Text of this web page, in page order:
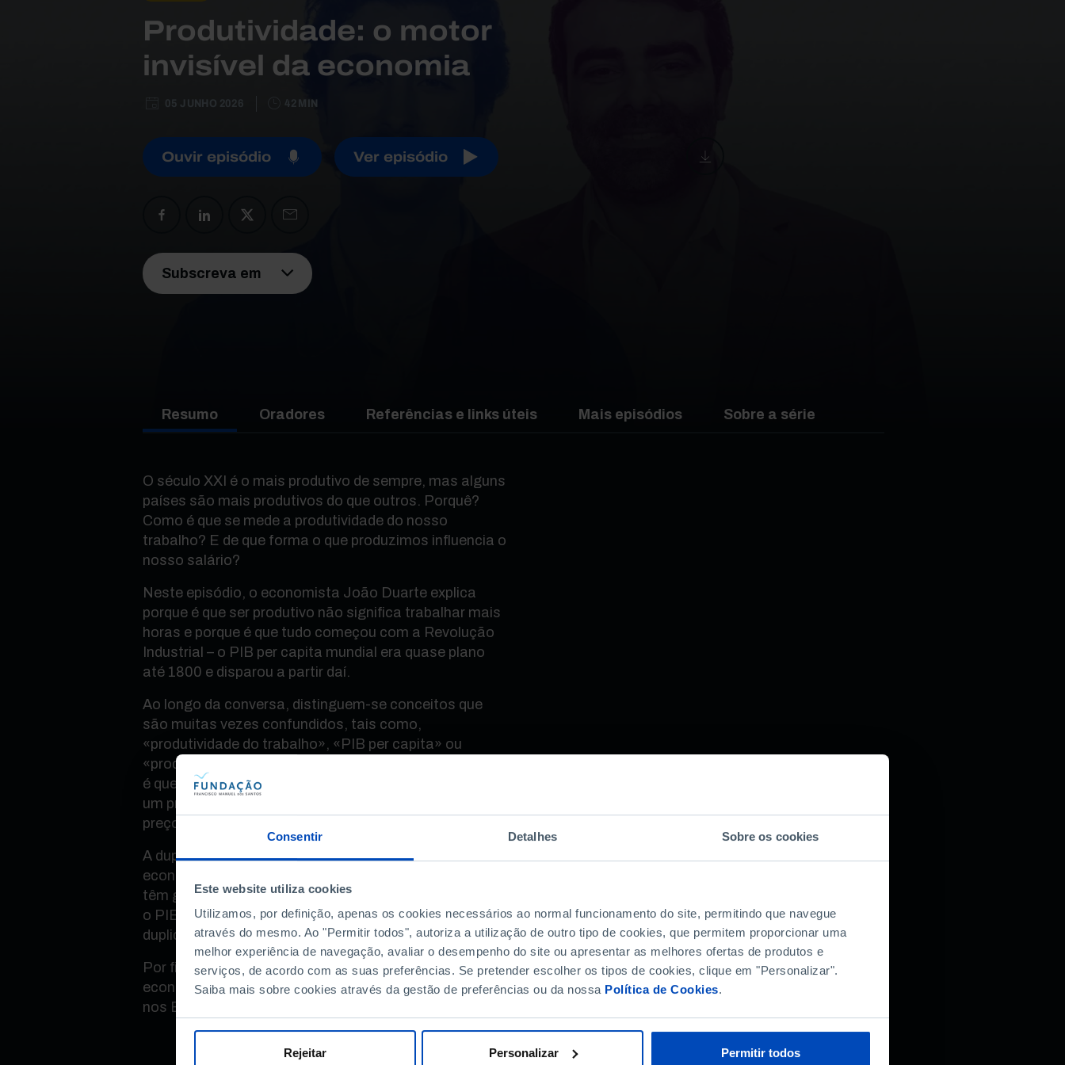
Consentir Detalhes Sobre os cookies
Este website utiliza cookies
Utilizamos, por definição, apenas os cookies necessários ao normal funcionamento do site, permitindo que navegue
através do mesmo. Ao "Permitir todos", autoriza a utilização de outro tipo de cookies, que permitem proporcionar uma
melhor experiência de navegação, avaliar o desempenho do site ou apresentar as melhores ofertas de produtos e
serviços, de acordo com as suas preferências. Se pretender escolher os tipos de cookies, clique em "Personalizar".
Saiba mais sobre cookies através da gestão de preferências ou da nossa Política de Cookies.
Rejeitar Personalizar Permitir todos
Produtividade: o motor
invisível da economia
05 JUNHO 2026 42 MIN
Ouvir episódio Ver episódio
Subscreva em
Resumo Oradores Referências e links úteis Mais episódios Sobre a série
O século XXI é o mais produtivo de sempre, mas alguns
países são mais produtivos do que outros. Porquê?
Como é que se mede a produtividade do nosso
trabalho? E de que forma o que produzimos influencia o
nosso salário?
Neste episódio, o economista João Duarte explica
porque é que ser produtivo não significa trabalhar mais
horas e porque é que tudo começou com a Revolução
Industrial – o PIB per capita mundial era quase plano
até 1800 e disparou a partir daí.
Ao longo da conversa, distinguem-se conceitos que
são muitas vezes confundidos, tais como,
«produtividade do trabalho», «PIB per capita» ou
«produtividade total dos fatores», e analisa-se porque
é que é difícil medir a produtividade de um médico, ou de
um professor, entre outras profissões que não têm
preço de mercado.
A dupla explica ainda a «Regra dos 70» no crescimento
económico e mostra como pequenas percentagens
têm grande impacto: sabia que, se crescer 1% ao ano,
o PIB per capita duplica em 70 anos? E se crescer 2%
duplica em apenas 35 anos?
Por fim, explora-se um dos grandes temas da
economia atual: porque é que a produtividade disparou
nos EUA e a Europa ficou para trás?